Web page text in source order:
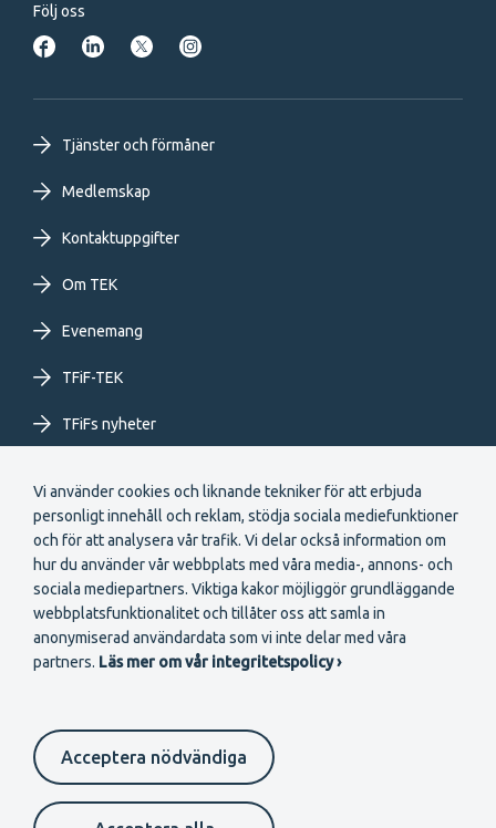
Vi använder cookies och liknande tekniker för att erbjuda
personligt innehåll och reklam, stödja sociala mediefunktioner
och för att analysera vår trafik. Vi delar också information om
hur du använder vår webbplats med våra media-, annons- och
sociala mediepartners. Viktiga kakor möjliggör grundläggande
webbplatsfunktionalitet och tillåter oss att samla in
anonymiserad användardata som vi inte delar med våra
partners. Läs mer om vår integritetspolicy ›
Acceptera nödvändiga
Följ oss
Footer
primary
menu
SV
Tjänster och förmåner
Medlemskap
Kontaktuppgifter
Om TEK
Evenemang
TFiF-TEK
TFiFs nyheter
Secondary
SV
Bli medlem
Footer
Anmälningskanal Cookie-inställningar
Suomeksi In English På svenska